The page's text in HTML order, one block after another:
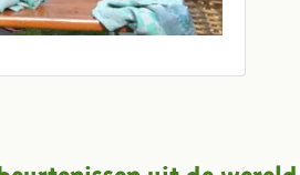
uit de wereld